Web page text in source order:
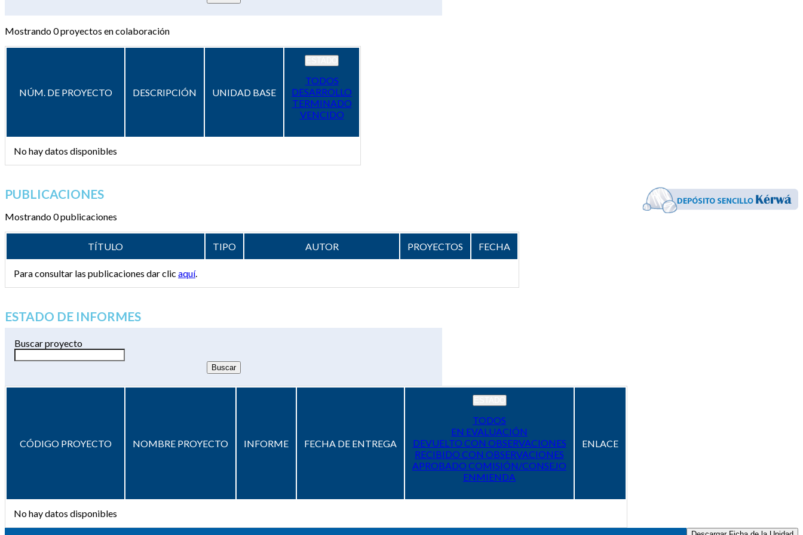
Mostrando0proyectos en colaboración
NÚM. DE PROYECTO DESCRIPCIÓN UNIDAD BASE
TODOS
DESARROLLO
TERMINADO
VENCIDO
No hay datos disponibles
PUBLICACIONES
Mostrando 0 publicaciones
TÍTULO TIPO AUTOR PROYECTOS FECHA
Para consultar las publicaciones dar clic aquí.
ESTADO DE INFORMES
Buscar proyecto
CÓDIGO PROYECTO NOMBRE PROYECTO INFORME FECHA DE ENTREGA
TODOS
EN EVALUACIÓN
DEVUELTO CON OBSERVACIONES
RECIBIDO CON OBSERVACIONES
APROBADO COMISIÓN/CONSEJO
ENMIENDA
ENLACE
No hay datos disponibles